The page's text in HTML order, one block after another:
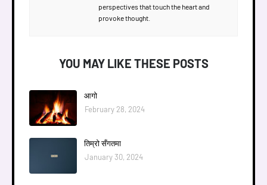
perspectives that touch the heart and
provoke thought.
YOU MAY LIKE THESE POSTS
आगाे
February 28, 2024
तिम्राे सँगतमा
January 30, 2024